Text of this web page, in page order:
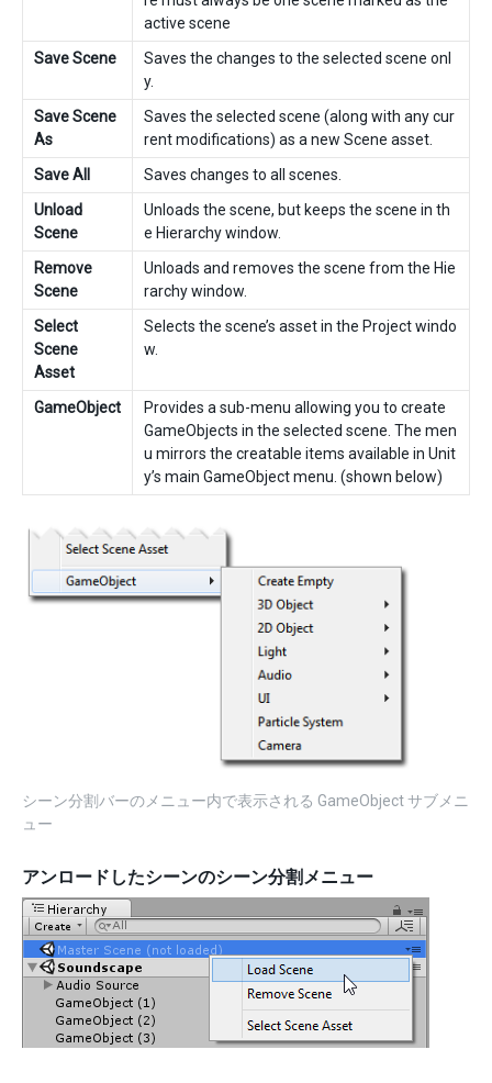
active scene
Save Scene
Saves the changes to the selected scene onl
y.
Save Scene
As
Saves the selected scene (along with any cur
rent modifications) as a new Scene asset.
Save All
Saves changes to all scenes.
Unload
Scene
Unloads the scene, but keeps the scene in th
e Hierarchy window.
Remove
Scene
Unloads and removes the scene from the Hie
rarchy window.
Select
Scene
Asset
Selects the scene’s asset in the Project windo
w.
GameObject
Provides a sub-menu allowing you to create
GameObjects in the selected scene. The men
u mirrors the creatable items available in Unit
y’s main GameObject menu. (shown below)
シーン分割バーのメニュー内で表示される GameObject サブメニ
ュー
アンロードしたシーンのシーン分割メニュー